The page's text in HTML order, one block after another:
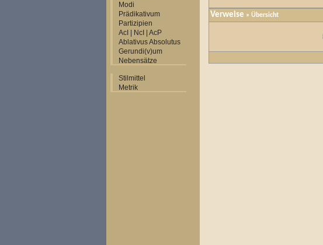
Modi
Prädikativum
Partizipien
AcI | NcI | AcP
Ablativus Absolutus
Gerundi(v)um
Nebensätze
Stilmittel
Metrik
Verweise » Übersicht